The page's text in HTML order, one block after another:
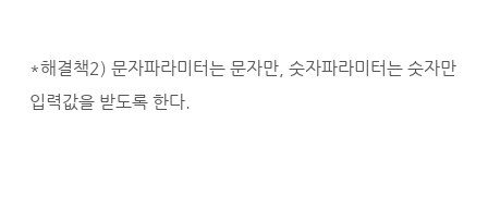
*해결책2) 문자파라미터는 문자만, 숫자파라미터는 숫자만
입력값을 받도록 한다.